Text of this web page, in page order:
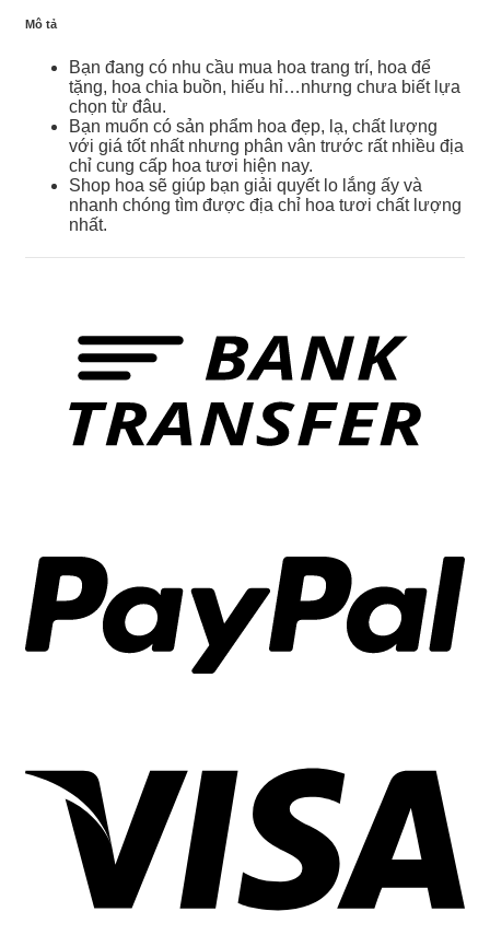
Mô tả
Bạn đang có nhu cầu mua hoa trang trí, hoa để
tặng, hoa chia buồn, hiếu hỉ…nhưng chưa biết lựa
chọn từ đâu.
Bạn muốn có sản phẩm hoa đẹp, lạ, chất lượng
với giá tốt nhất nhưng phân vân trước rất nhiều địa
chỉ cung cấp hoa tươi hiện nay.
Shop hoa sẽ giúp bạn giải quyết lo lắng ấy và
nhanh chóng tìm được địa chỉ hoa tươi chất lượng
nhất.